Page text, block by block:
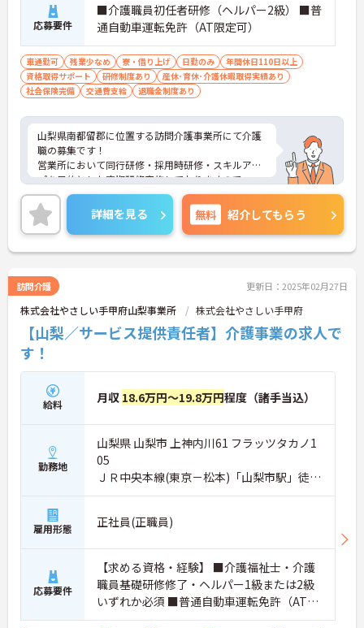
応募要件
■介護職員初任者研修（ヘルパー2級） ■普
通自動車運転免許（AT限定可）
車通勤可 残業少なめ 寮・借り上げ 日勤のみ
年間休日110日以上
資格取得サポート
研修制度あり
産休･育休･介護休暇取得実績あり
社会保険完備
交通費支給 退職金制度あり
山梨県南都留郡に位置する訪問介護事業所にて介護
職の募集です！
営業所において同行研修・採用時研修・スキルアッ
プを目的とした定期研修実施しておりますので、ス
キルアップできる機会が沢山ございます。
ご興味のある方は、お気軽にお問い合わせくださ
い。
詳細を見る 無料 紹介してもらう
訪問介護 更新日：2025年02月27日
株式会社やさしい手甲府山梨事業所 株式会社やさしい手甲府
【山梨／サービス提供責任者】介護事業の求人で
す！
給料 月収 18.6万円～19.8万円程度（諸手当込）
勤務地
山梨県 山梨市 上神内川61 フラッツタカノ1
05
ＪＲ中央本線(東京－松本)「山梨市駅」徒歩
4分
雇用形態 正社員(正職員)
応募要件
【求める資格・経験】 ■介護福祉士・介護
職員基礎研修修了・ヘルパー1級または2級
いずれか必須 ■普通自動車運転免許（AT限
定可）